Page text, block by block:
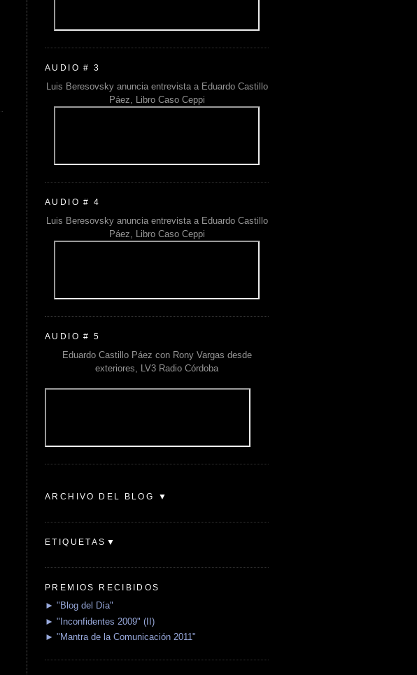
AUDIO # 3
Luis Beresovsky anuncia entrevista a Eduardo Castillo
Páez, Libro Caso Ceppi
AUDIO # 4
Luis Beresovsky anuncia entrevista a Eduardo Castillo
Páez, Libro Caso Ceppi
AUDIO # 5
Eduardo Castillo Páez con Rony Vargas desde
exteriores, LV3 Radio Córdoba
ARCHIVO DEL BLOG ▼
ETIQUETAS▼
PREMIOS RECIBIDOS
► "Blog del Día"
► "Inconfidentes 2009" (II)
► "Mantra de la Comunicación 2011"